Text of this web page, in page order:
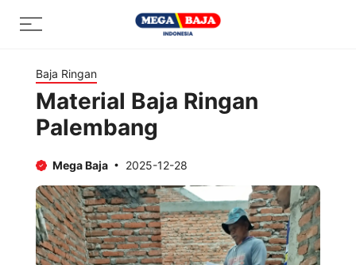
Menu
Baja Ringan
Material Baja Ringan
Palembang
Mega Baja 2025-12-28